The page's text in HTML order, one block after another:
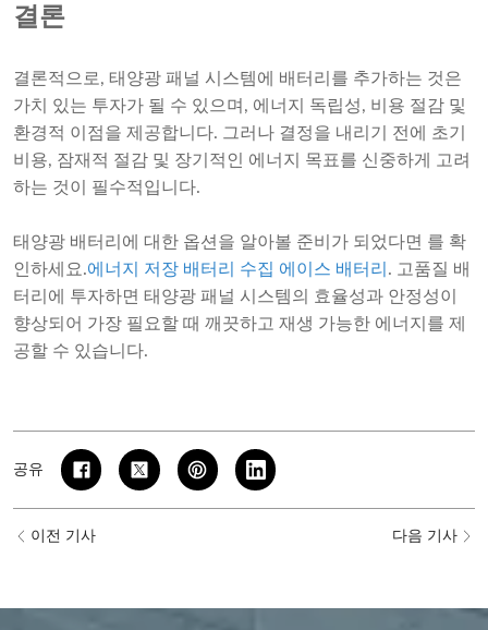
결론
결론적으로, 태양광 패널 시스템에 배터리를 추가하는 것은
가치 있는 투자가 될 수 있으며, 에너지 독립성, 비용 절감 및
환경적 이점을 제공합니다. 그러나 결정을 내리기 전에 초기
비용, 잠재적 절감 및 장기적인 에너지 목표를 신중하게 고려
하는 것이 필수적입니다.
태양광 배터리에 대한 옵션을 알아볼 준비가 되었다면 를 확
인하세요.에너지 저장 배터리 수집 에이스 배터리 . 고품질 배
터리에 투자하면 태양광 패널 시스템의 효율성과 안정성이
향상되어 가장 필요할 때 깨끗하고 재생 가능한 에너지를 제
공할 수 있습니다.
공유
이전 기사 다음 기사